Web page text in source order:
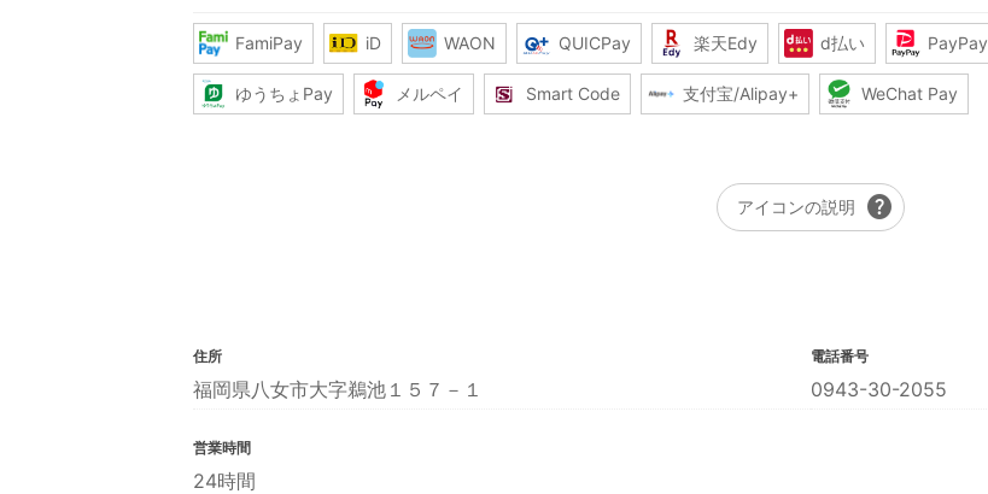
FamiPay iD WAON QUICPay 楽天Edy d払い PayPay
ゆうちょPay メルペイ Smart Code 支付宝/Alipay+ WeChat Pay
アイコンの説明 help
住所
福岡県八女市大字鵜池１５７－１
電話番号
0943-30-2055
営業時間
24時間